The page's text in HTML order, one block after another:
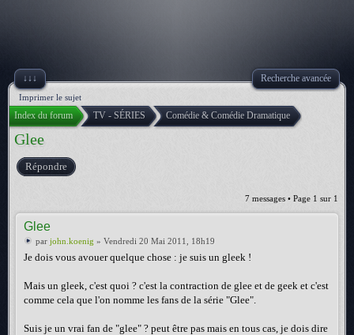
↓↓↓ Recherche avancée
Imprimer le sujet
Index du forum TV - SÉRIES Comédie & Comédie Dramatique
Glee
Répondre
7 messages • Page 1 sur 1
Glee
par john.koenig » Vendredi 20 Mai 2011, 18h19
Je dois vous avouer quelque chose : je suis un gleek !
Mais un gleek, c'est quoi ? c'est la contraction de glee et de geek et c'est
comme cela que l'on nomme les fans de la série "Glee".
Suis je un vrai fan de "glee" ? peut être pas mais en tous cas, je dois dire